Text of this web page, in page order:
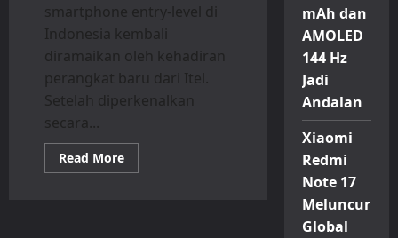
smartphone entry-level di
Indonesia kembali
diramaikan oleh kehadiran
perangkat baru dari Itel.
Setelah diperkenalkan
secara...
Read MoreRead
more
mAh dan
AMOLED
144 Hz
Jadi
Andalan
Xiaomi
Redmi
Note 17
Meluncur
Global